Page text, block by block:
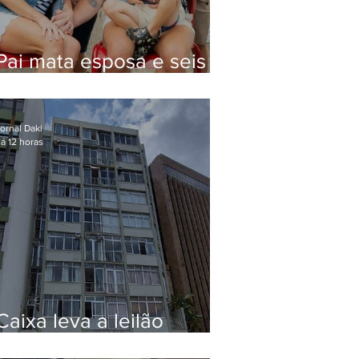
mata esposa e seis
leva a leilão
Daki
12 horas